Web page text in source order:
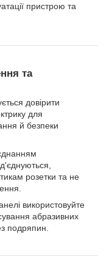
пристрою та
та
довірити
для
й безпеки
розетки та не
використовуйте
абразивних
подряпин.